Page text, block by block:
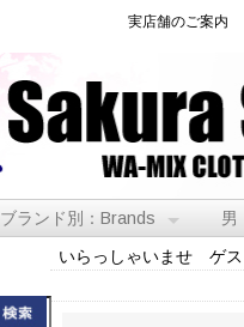
実店舗のご案内
ブランド別：Brands 男
いらっしゃいませ ゲス